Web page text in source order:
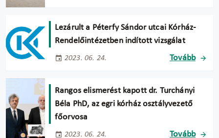
Lezárult a Péterfy Sándor utcai Kórház-
Rendelőintézetben indított vizsgálat
2023. 06. 24. Tovább
Rangos elismerést kapott dr. Turchányi
Béla PhD, az egri kórház osztályvezető
főorvosa
2023. 06. 24. Tovább